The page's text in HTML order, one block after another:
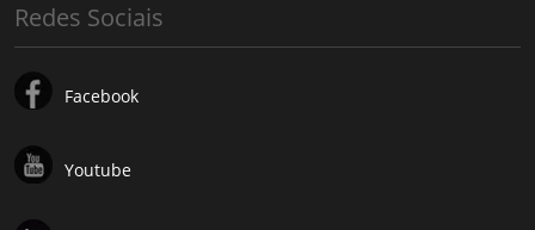
Redes Sociais
Facebook
Youtube